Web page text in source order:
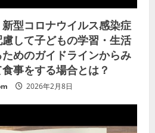
新型コロナウイルス感染症
して子どもの学習・生活
めのガイドラインからみ
事をする場合とは？
2026年2月8日